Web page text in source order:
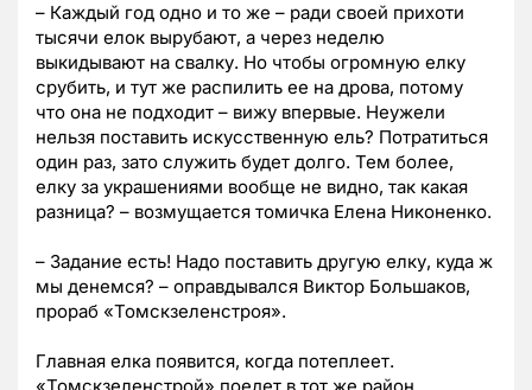
– Каждый год одно и то же – ради своей прихоти
тысячи елок вырубают, а через неделю
выкидывают на свалку. Но чтобы огромную елку
срубить, и тут же распилить ее на дрова, потому
что она не подходит – вижу впервые. Неужели
нельзя поставить искусственную ель? Потратиться
один раз, зато служить будет долго. Тем более,
елку за украшениями вообще не видно, так какая
разница? – возмущается томичка Елена Никоненко.
– Задание есть! Надо поставить другую елку, куда ж
мы денемся? – оправдывался Виктор Большаков,
прораб «Томскзеленстроя».
Главная елка появится, когда потеплеет.